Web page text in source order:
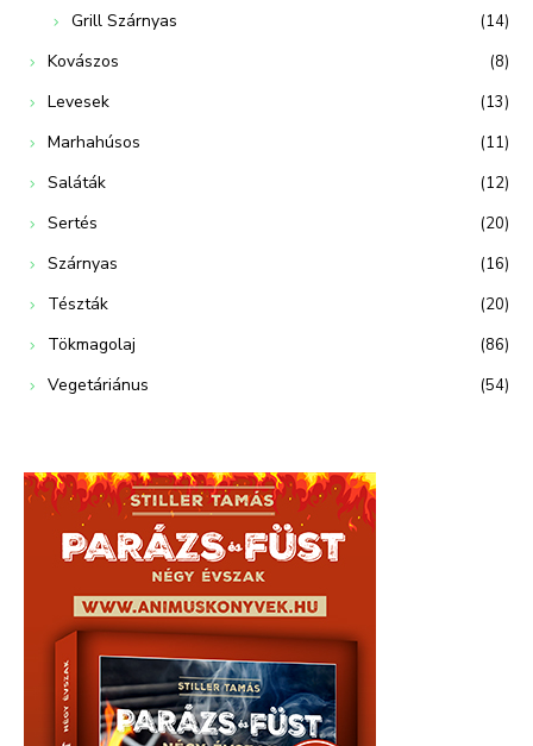
Grill Szárnyas (14)
Kovászos (8)
Levesek (13)
Marhahúsos (11)
Saláták (12)
Sertés (20)
Szárnyas (16)
Tészták (20)
Tökmagolaj (86)
Vegetáriánus (54)